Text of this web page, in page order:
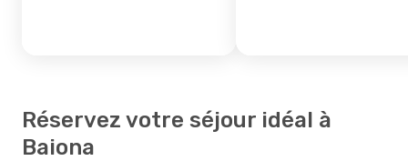
Réservez votre séjour idéal à
Baiona